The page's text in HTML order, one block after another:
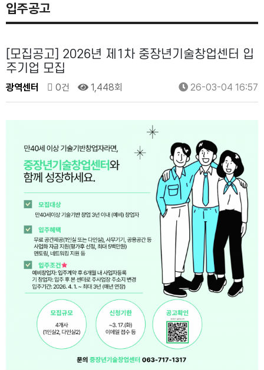
입주공고
[모집공고] 2026년 제1차 중장년기술창업센터 입
주기업 모집
광역센터 0건 1,448회 26-03-04 16:57